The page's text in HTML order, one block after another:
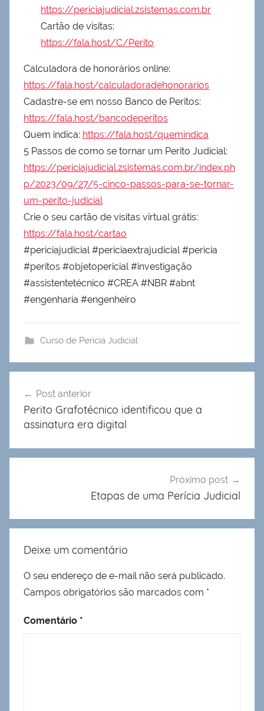
https://periciajudicial.zsistemas.com.br
Cartão de visitas:
https://fala.host/C/Perito
Calculadora de honorários online:
https://fala.host/calculadoradehonorarios
Cadastre-se em nosso Banco de Peritos:
https://fala.host/bancodeperitos
Quem indica: https://fala.host/quemindica
5 Passos de como se tornar um Perito Judicial:
https://periciajudicial.zsistemas.com.br/index.ph
p/2023/09/27/5-cinco-passos-para-se-tornar-
um-perito-judicial
Crie o seu cartão de visitas virtual grátis:
https://fala.host/cartao
#periciajudicial #periciaextrajudicial #pericia
#peritos #objetopericial #investigação
#assistentetécnico #CREA #NBR #abnt
#engenharia #engenheiro
Curso de Perícia Judicial
de
Post
Post anterior
Perito Grafotécnico identificou que a
assinatura era digital
Próximo post
Etapas de uma Perícia Judicial
Deixe um comentário
O seu endereço de e-mail não será publicado.
Campos obrigatórios são marcados com *
Comentário *